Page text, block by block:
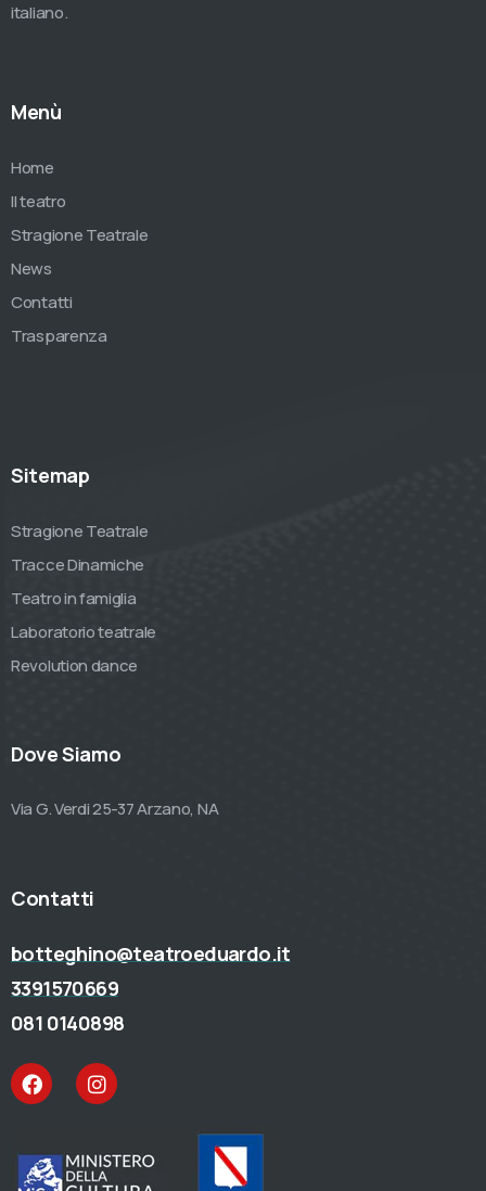
italiano.
Menù
Home
Il teatro
Stragione Teatrale
News
Contatti
Trasparenza
Sitemap
Stragione Teatrale
Tracce Dinamiche
Teatro in famiglia
Laboratorio teatrale
Revolution dance
Dove Siamo
Via G. Verdi 25-37 Arzano, NA
Contatti
botteghino@teatroeduardo.it
3391570669
081 0140898